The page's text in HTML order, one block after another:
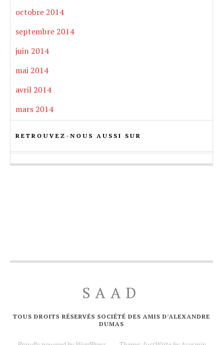
octobre 2014
septembre 2014
juin 2014
mai 2014
avril 2014
mars 2014
RETROUVEZ-NOUS AUSSI SUR
SAAD
TOUS DROITS RÉSERVÉS SOCIÉTÉ DES AMIS D'ALEXANDRE
DUMAS